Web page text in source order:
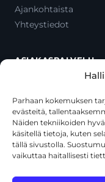
Parhaan kokemuksen
evästeitä,
Näiden tekniikoiden
käsitellä tietoja, kuten
tällä sivustolla.
vaikuttaa haitallisesti
Ajankohtaista
Yhteystiedot
ASIAKASPALVELU
Oma tili
Maksutavat
Toimitustavat
Usein kysytyt
+358 44 270 3795